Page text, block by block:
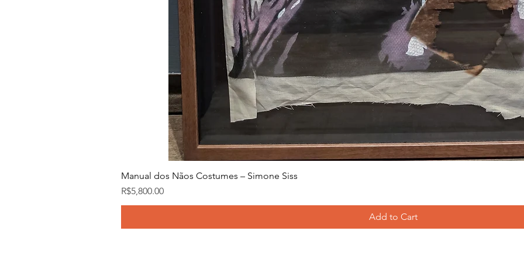
Manual dos Nãos Costumes – Simone Siss
Price
R$5,800.00
Add to Cart